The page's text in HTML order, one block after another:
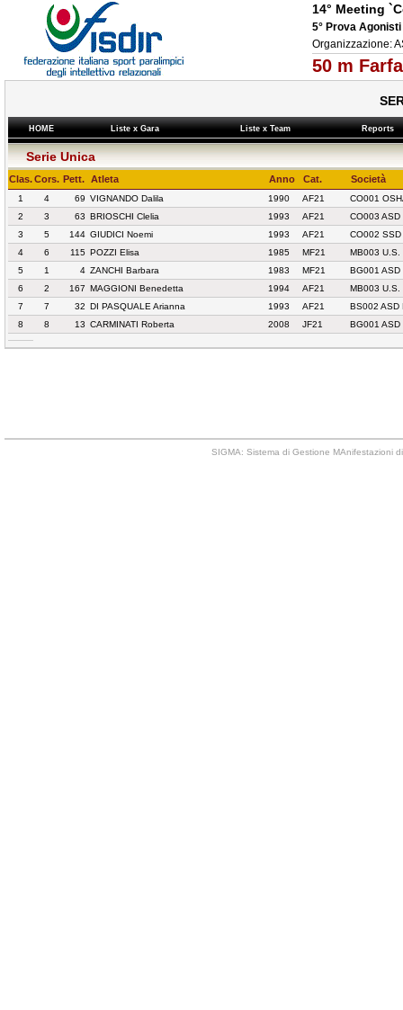
14° Meeting
5° Prova
Organizzazione:
50 m
HOME Liste x Gara Liste x Team Reports
Serie Unica
Clas.Cors. Pett. Atleta Anno Cat. Società
1 4 69 VIGNANDO Dalila 1990 AF21
CO001
2
3 63 BRIOSCHI Clelia 1993 AF21
CO003
3
5 144 GIUDICI Noemi 1993 AF21
CO002 SSD
4
6 115 POZZI Elisa 1985 MF21
MB003 U.S.
5
1 4 ZANCHI Barbara 1983 MF21
BG001 ASD
6
2 167 MAGGIONI Benedetta 1994 AF21
MB003 U.S.
7
7 32 DI PASQUALE Arianna 1993 AF21
BS002 ASD
8
8 13 CARMINATI Roberta 2008 JF21 BG001 ASD
SIGMA: Sistema di Gestione MAnifestazioni